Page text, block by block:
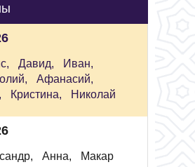
Давид,
Иван,
Афанасий,
Кристина, Николай
Анна, Макар